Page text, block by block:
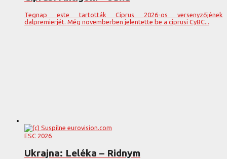
Tegnap este tartották Ciprus 2026-os versenyzőjének
dalpremierjét. Még novemberben jelentette be a ciprusi CyBC...
ESC 2026
Ukrajna: Leléka – Ridnym